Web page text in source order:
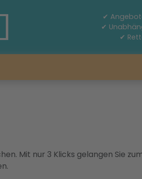
✔
✔
✔
Mit nur 3 Klicks gelangen Sie